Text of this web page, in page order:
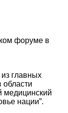
главных
области
медицинский
нации”.